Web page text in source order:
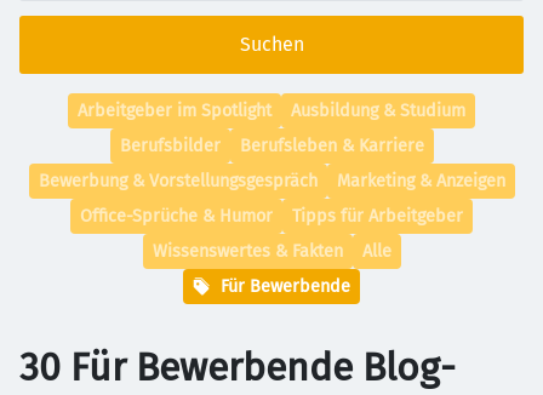
Suchen
Arbeitgeber im Spotlight
Ausbildung & Studium
Berufsbilder
Berufsleben & Karriere
Bewerbung & Vorstellungsgespräch
Marketing & Anzeigen
Office-Sprüche & Humor
Tipps für Arbeitgeber
Wissenswertes & Fakten
Alle
Für Bewerbende
30 Für Bewerbende Blog-